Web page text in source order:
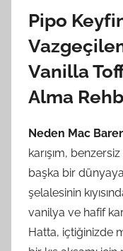
Pipo
Vanilla
Alma
Neden Mac
karışım,
başka bir
şelalesinin
vanilya ve hafif
Hatta, içtiğinizde